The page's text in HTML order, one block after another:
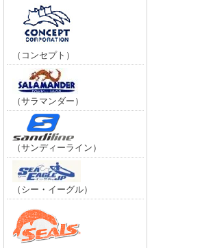
（コンセプト）
（サラマンダー）
（サンディーライン）
（シー・イーグル）